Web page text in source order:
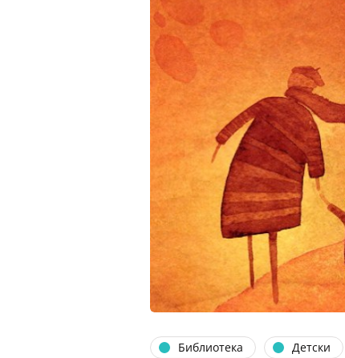
Библиотека Детски